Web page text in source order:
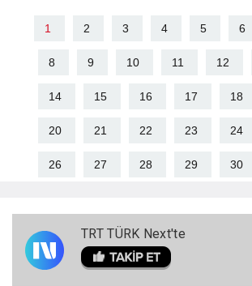
1 2 3 4 5 6
8 9 10 11 12
14 15 16 17 18
20 21 22 23 24
26 27 28 29 30
TRT TÜRK Next'te